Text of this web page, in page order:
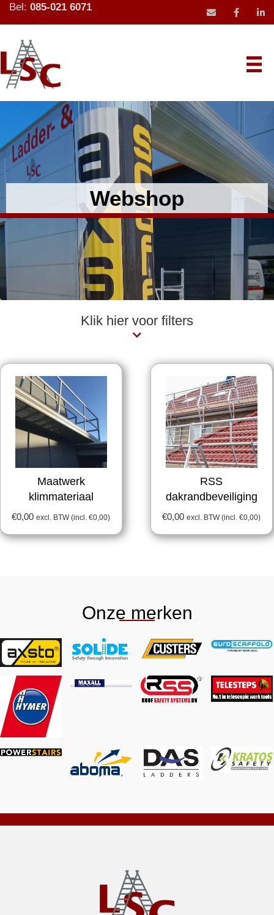
Bel: 085-021 6071
mail icoon
Webshop
Klik hier voor filters
Maatwerk
klimmateriaal
€0,00 excl. BTW (incl.€0,00)
RSS
dakrandbeveiliging
€0,00 excl. BTW (incl.€0,00)
Onze merken